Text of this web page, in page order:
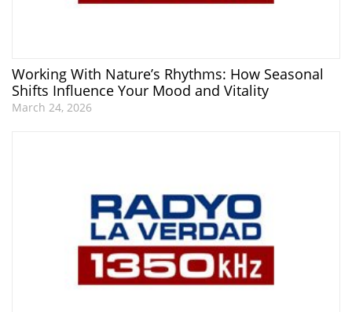
Working With Nature’s Rhythms: How Seasonal
Shifts Influence Your Mood and Vitality
March 24, 2026